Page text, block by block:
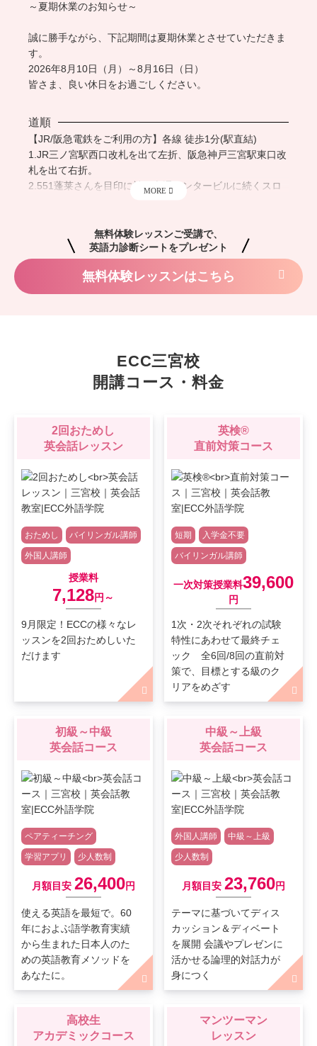
～夏期休業のお知らせ～
誠に勝手ながら、下記期間は夏期休業とさせていただきま
す。
2026年8月10日（月）～8月16日（日）
皆さま、良い休日をお過ごしください。
道順
【JR/阪急電鉄をご利用の方】各線 徒歩1分(駅直結)
1.JR三ノ宮駅西口改札を出て左折、阪急神戸三宮駅東口改
札を出て右折。
2.551蓬莱さんを目印に神戸交通センタービルに続くスロ
1.改札を左側に出て、東出口4番に向かって直進。
2.阪神電鉄の西口が見えるので右折。
無料体験レッスンはこちら
ECC三宮校
開講コース・料金
2回おためし
英会話レッスン
おためし バイリンガル講師
外国人講師
授業料
7,128円～
9月限定！ECCの様々なレ
ッスンを2回おためしいた
だけます
英検®
直前対策コース
短期 入学金不要
バイリンガル講師
一次対策授業料39,600
円
1次・2次それぞれの試験
特性にあわせて最終チェ
ック 全6回/8回の直前対
策で、目標とする級のク
リアをめざす
初級～中級
英会話コース
ペアティーチング
学習アプリ 少人数制
月額目安 26,400円
使える英語を最短で。60
年におよぶ語学教育実績
から生まれた日本人のた
めの英語教育メソッドを
あなたに。
中級～上級
英会話コース
外国人講師 中級～上級
少人数制
月額目安23,760円
テーマに基づいてディス
カッション＆ディベート
を展開 会議やプレゼンに
活かせる論理的対話力が
身につく
高校生
アカデミックコース
マンツーマン
レッスン